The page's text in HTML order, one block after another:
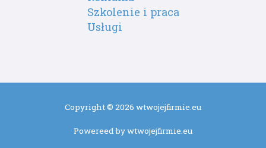
Szkolenie i praca
Usługi
Copyright © 2026 wtwojejfirmie.eu
Powereed by wtwojejfirmie.eu